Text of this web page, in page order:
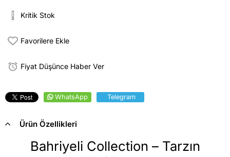
Kritik Stok
Favorilere Ekle
Fiyat Düşünce Haber Ver
WhatsApp Telegram
Ürün Özellikleri
Bahriyeli Collection – Tarzın